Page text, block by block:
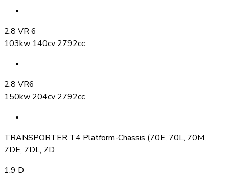
2.8 VR 6
103kw 140cv 2792cc
2.8 VR6
150kw 204cv 2792cc
TRANSPORTER T4 Platform-Chassis (70E, 70L, 70M,
7DE, 7DL, 7D
1.9 D